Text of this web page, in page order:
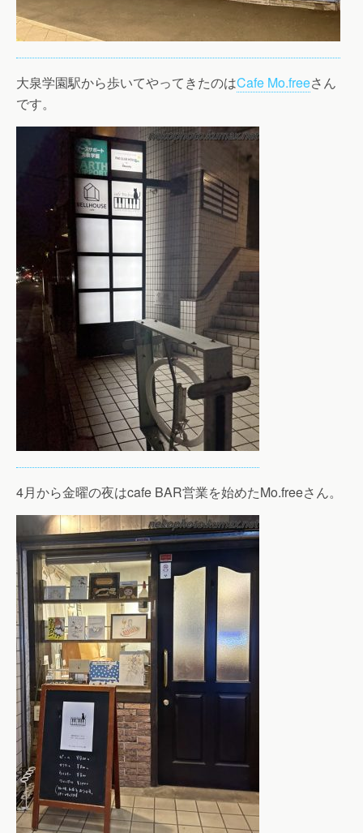
大泉学園駅から歩いてやってきたのはCafe Mo.freeさん
です。
4月から金曜の夜はcafe BAR営業を始めたMo.freeさん。